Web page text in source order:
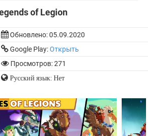
of Legion
Обновлено:05.09.2020
Google Play:Открыть
Просмотров: 271
Русский язык: Нет